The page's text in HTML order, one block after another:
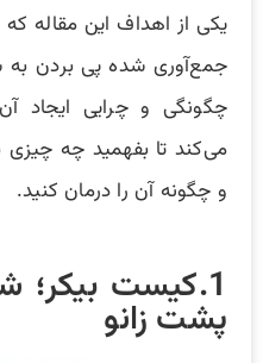
یکی از اهداف این مقاله
جمع‌آوری شده پی بردن به
چگونگی و چرایی
می‌کند تا بفهمید چه
و چگونه آن را درمان کنید.
1.کیست بیکر؛
پشت زانو